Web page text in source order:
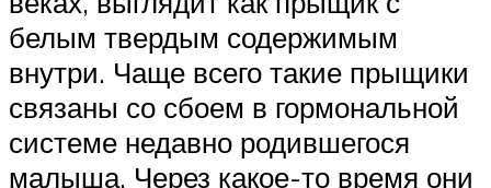
белым твердым содержимым
внутри. Чаще всего такие прыщики
связаны со сбоем в гормональной
системе недавно родившегося
малыша. Через какое-то время они